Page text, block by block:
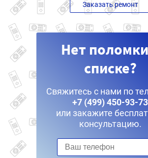
Заказать ремонт
Нет
списке?
Свяжитесь с нами по
+7 (499) 450-93-73
или закажите
консультацию.